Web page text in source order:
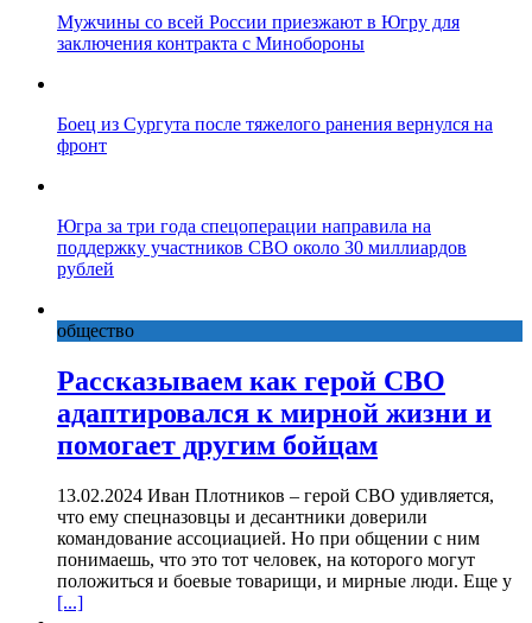
Мужчины со всей России приезжают в Югру для
заключения контракта с Минобороны
Боец из Сургута после тяжелого ранения вернулся на
фронт
Югра за три года спецоперации направила на
поддержку участников СВО около 30 миллиардов
рублей
общество
Рассказываем как герой СВО
адаптировался к мирной жизни и
помогает другим бойцам
13.02.2024 Иван Плотников – герой СВО удивляется,
что ему спецназовцы и десантники доверили
командование ассоциацией. Но при общении с ним
понимаешь, что это тот человек, на которого могут
положиться и боевые товарищи, и мирные люди. Еще у
[...]